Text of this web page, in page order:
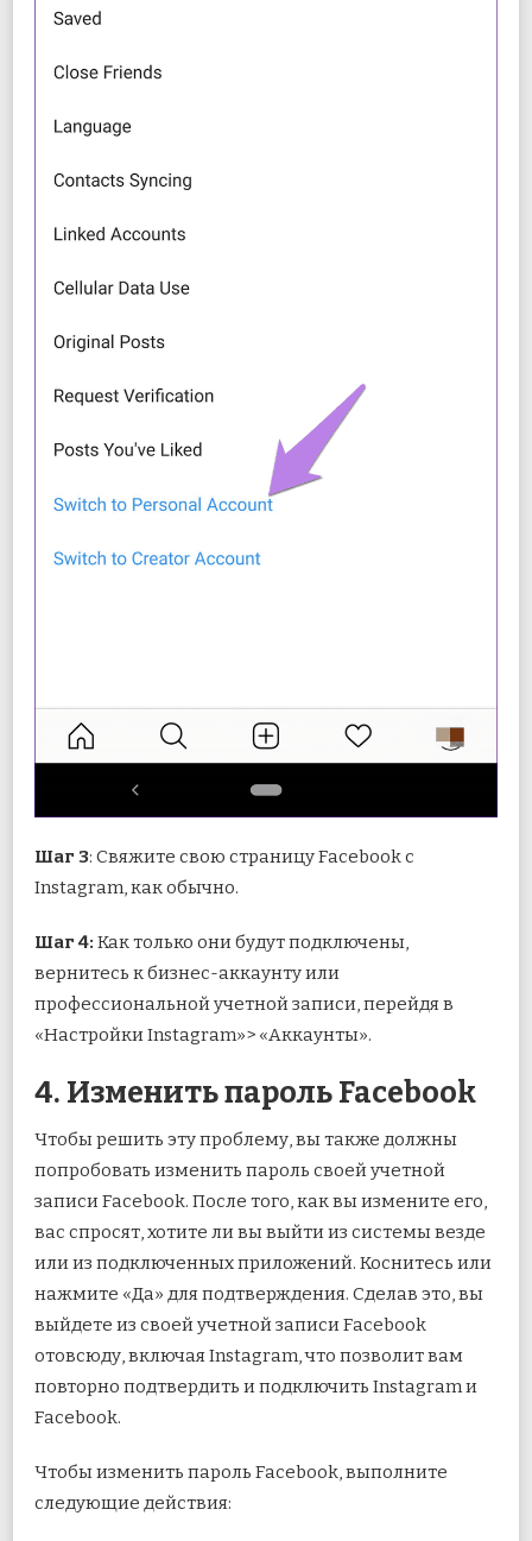
Шаг 3: Свяжите свою страницу Facebook с
Instagram, как обычно.
Шаг 4: Как только они будут подключены,
вернитесь к бизнес-аккаунту или
профессиональной учетной записи, перейдя в
«Настройки Instagram»> «Аккаунты».
4. Изменить пароль Facebook
Чтобы решить эту проблему, вы также должны
попробовать изменить пароль своей учетной
записи Facebook. После того, как вы измените его,
вас спросят, хотите ли вы выйти из системы везде
или из подключенных приложений. Коснитесь или
нажмите «Да» для подтверждения. Сделав это, вы
выйдете из своей учетной записи Facebook
отовсюду, включая Instagram, что позволит вам
повторно подтвердить и подключить Instagram и
Facebook.
Чтобы изменить пароль Facebook, выполните
следующие действия: